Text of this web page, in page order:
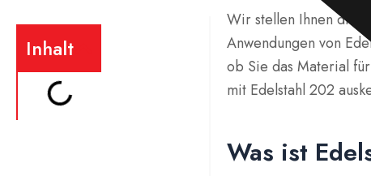
Inhalt
Wir stellen Ihnen die
Anwendungen von
ob Sie das Material
mit Edelstahl 202
Was ist